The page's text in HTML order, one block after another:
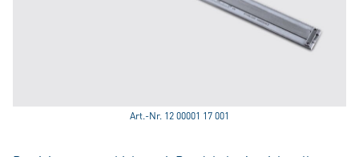
Art.-Nr. 12 00001 17 001